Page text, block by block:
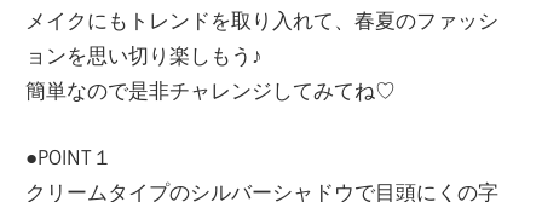
メイクにもトレンドを取り入れて、春夏のファッシ
ョンを思い切り楽しもう♪
簡単なので是非チャレンジしてみてね♡
●POINT１
クリームタイプのシルバーシャドウで目頭にくの字